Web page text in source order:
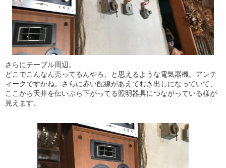
さらにテーブル周辺。
どこでこんなん売ってるんやろ、と思えるような電気器機。アンテ
ィークですかね。さらに赤い配線があえてむき出しになっていて、
ここから天井を伝いぶら下がってる照明器具につながっている様が
見えます。